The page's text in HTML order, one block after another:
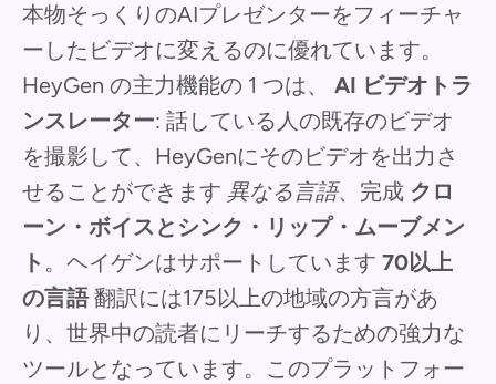
本物そっくりのAIプレゼンターをフィーチャ
ーしたビデオに変えるのに優れています。
HeyGen の主力機能の 1 つは、 AI ビデオトラ
ンスレーター: 話している人の既存のビデオ
を撮影して、HeyGenにそのビデオを出力さ
せることができます 異なる言語、完成 クロ
ーン・ボイスとシンク・リップ・ムーブメン
ト 。ヘイゲンはサポートしています 70以上
の言語翻訳には175以上の地域の方言があ
り、世界中の読者にリーチするための強力な
ツールとなっています。このプラットフォー